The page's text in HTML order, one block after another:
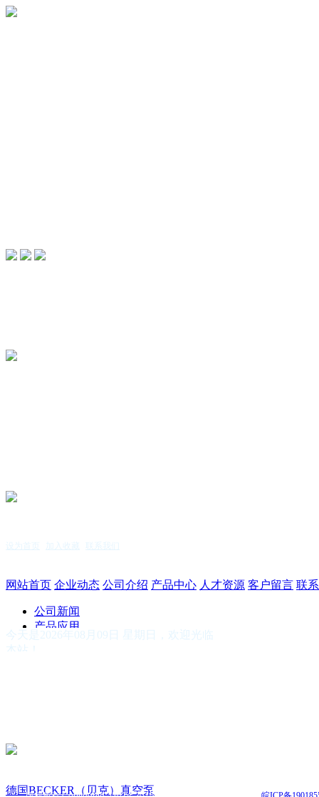
设为首页 加入收藏
服务热线：15255144771
网站首页 企业动态 公司介绍 产品中心 人才资源 客户留言 联
公司新闻
产品应用
德国Rietschle(里奇乐)真空泵
今天是2026年08月09日 星期日，欢迎光临
本站！
德国BECKER（贝克）真空泵